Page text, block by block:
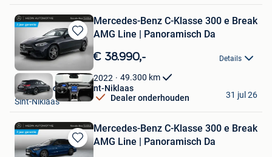
Bewaren
in
Mijn
Favorieten
Mercedes-Benz C-Klasse 300 e Break
AMG Line | Panoramisch Da
€ 38.990,- Details
2022 49.300 km
Dealer onderhouden
Hedin Automotive Sint-Niklaas
Sint-Niklaas
31 jul 26
Bewaren
Mercedes-Benz C-Klasse 300 e Break
AMG Line | Panoramisch Da